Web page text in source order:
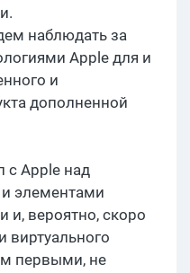
наблюдать за
Apple для и
и
дополненной
с Apple над
элементами
и, вероятно, скоро
виртуального
первыми, не